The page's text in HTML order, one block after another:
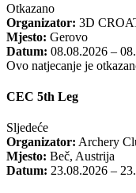
Otkazano
Organizator: 3D
Mjesto: Gerovo
Datum: 08.08.2026 –
Ovo natjecanje je
CEC 5th Leg
Sljedeće
Organizator: Archery
Mjesto: Beč, Austrija
Datum: 23.08.2026 –